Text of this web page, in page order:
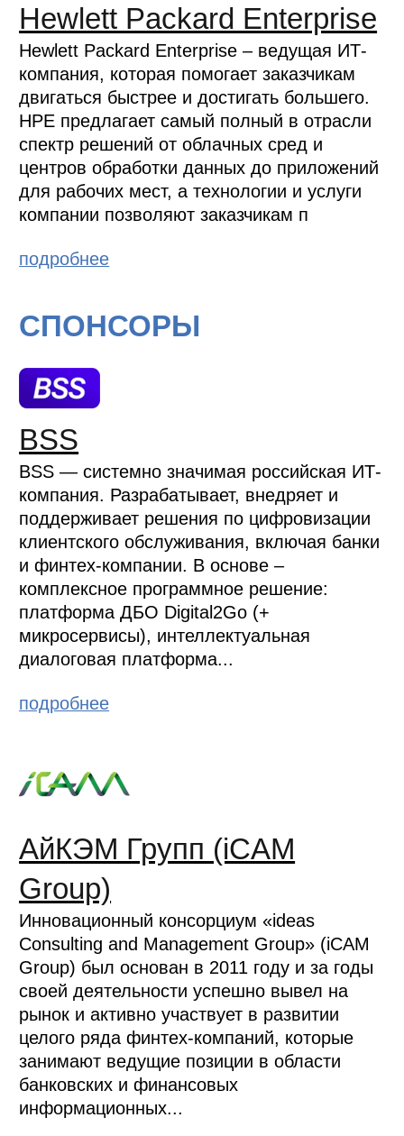
Hewlett Packard Enterprise
Hewlett Packard Enterprise – ведущая ИТ-
компания, которая помогает заказчикам
двигаться быстрее и достигать большего.
HPE предлагает самый полный в отрасли
спектр решений от облачных сред и
центров обработки данных до приложений
для рабочих мест, а технологии и услуги
компании позволяют заказчикам п
подробнее
СПОНСОРЫ
BSS
BSS — системно значимая российская ИТ-
компания. Разрабатывает, внедряет и
поддерживает решения по цифровизации
клиентского обслуживания, включая банки
и финтех-компании. В основе –
комплексное программное решение:
платформа ДБО Digital2Go (+
микросервисы), интеллектуальная
диалоговая платформа...
подробнее
АйКЭМ Групп (iCAM
Group)
Инновационный консорциум «ideas
Consulting and Management Group» (iCAM
Group) был основан в 2011 году и за годы
своей деятельности успешно вывел на
рынок и активно участвует в развитии
целого ряда финтех-компаний, которые
занимают ведущие позиции в области
банковских и финансовых
информационных...